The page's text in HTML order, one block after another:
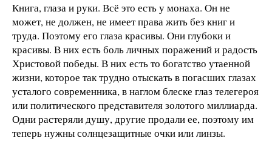
Книга, глаза и руки. Всё это есть у монаха. Он не
может, не должен, не имеет права жить без книг и
труда. Поэтому его глаза красивы. Они глубоки и
красивы. В них есть боль личных поражений и радость
Христовой победы. В них есть то богатство утаенной
жизни, которое так трудно отыскать в погасших глазах
усталого современника, в наглом блеске глаз телегероя
или политического представителя золотого миллиарда.
Одни растеряли душу, другие продали ее, поэтому им
теперь нужны солнцезащитные очки или линзы.